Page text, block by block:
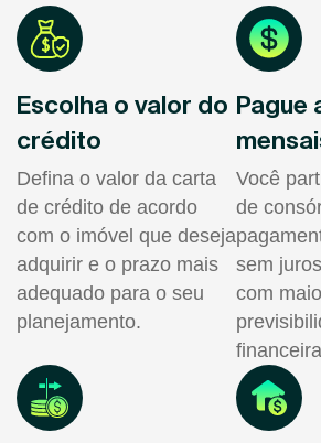
Escolha o valor do
crédito
Defina o valor da carta
de crédito de acordo
com o imóvel que deseja
adquirir e o prazo mais
adequado para o seu
planejamento.
Pague
Você
de
sem
com